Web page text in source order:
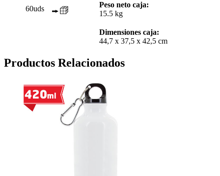
60uds
Peso neto caja:
15.5 kg
Dimensiones caja:
44,7 x 37,5 x 42,5 cm
Productos Relacionados